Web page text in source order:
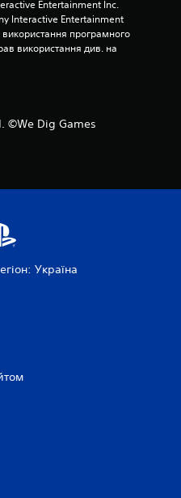
Entertainment Inc.
Interactive Entertainment
програмного
використання див. на
©We Dig Games
Україна